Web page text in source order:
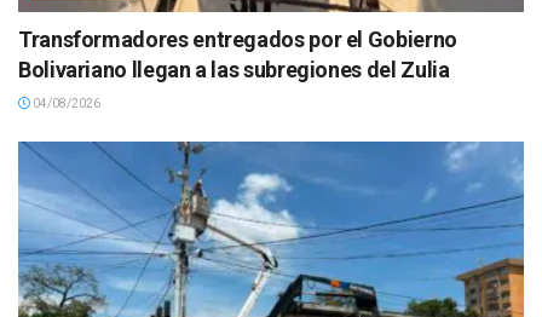
Transformadores entregados por el Gobierno
Bolivariano llegan a las subregiones del Zulia
04/08/2026